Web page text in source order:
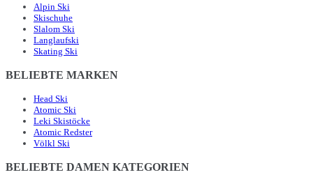
Alpin Ski
Skischuhe
Slalom Ski
Langlaufski
Skating Ski
BELIEBTE MARKEN
Head Ski
Atomic Ski
Leki Skistöcke
Atomic Redster
Völkl Ski
BELIEBTE DAMEN KATEGORIEN